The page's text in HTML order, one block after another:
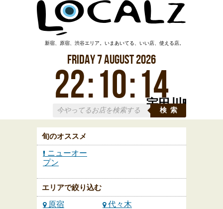
宇田川町
新宿、原宿、渋谷エリア。いまあいてる、いい店、使える店。
Friday7August2026
22:10:14
検索
旬のオススメ
ニューオー
プン
エリアで絞り込む
原宿
代々木